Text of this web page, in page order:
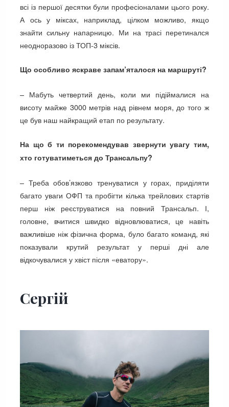
всі із першої десятки були професіоналами цього року.
А ось у міксах, наприклад, цілком можливо, якщо
знайти сильну напарницю. Ми на трасі перетинался
неодноразово із ТОП-3 міксів.
Що особливо яскраве запам’яталося на маршруті?
– Мабуть четвертий день, коли ми підіймалися на
висоту майже 3000 метрів над рівнем моря, до того ж
це був наш найкращий етап по результату.
На що б ти порекомендував звернути увагу тим,
хто готуватиметься до Трансальпу?
– Треба обов’язково тренуватися у горах, приділяти
багато уваги ОФП та пробігти кілька трейлових стартів
перш ніж реєструватися на повний Трансальп. І,
головне, вчитися швидко відновлюватися, це навіть
важливіше ніж фізична форма, було багато команд, які
показували крутий результат у перші дні але
відкочувалися у хвіст після «еватору».
Сергій